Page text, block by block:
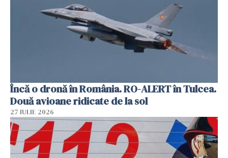
Încă o dronă în România. RO-ALERT în Tulcea.
Două avioane ridicate de la sol
27 IULIE 2026